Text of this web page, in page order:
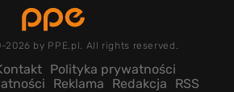
2026 by PPE.pl. All rights reserved.
Polityka prywatności
Reklama Redakcja RSS